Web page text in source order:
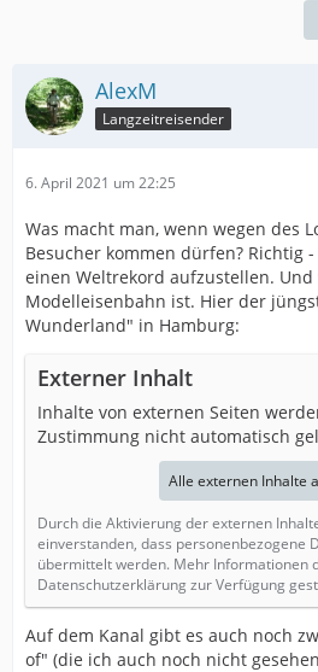
AlexM
Langzeitreisender
6. April 2021 um 22:25
Was macht man, wenn wegen des
Besucher kommen dürfen? Richtig
einen Weltrekord aufzustellen.
Modelleisenbahn ist. Hier der
Wunderland" in Hamburg:
Externer Inhalt
Inhalte von externen Seiten
Zustimmung nicht automatisch
Alle externen Inhalte
Durch die Aktivierung der externen
einverstanden, dass personenbezogene
übermittelt werden. Mehr Informationen
Datenschutzerklärung zur Verfügung
Auf dem Kanal gibt es auch noch
of" (die ich auch noch nicht